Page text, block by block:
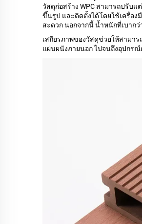
วัสดุก่อสร้าง WPC สามารถปรับแ
ขึ้นรูป และติดตั้งได้โดยใช้เครื่อง
สะดวก นอกจากนี้ น้ำหนักที่เบาก
เสถียรภาพของวัสดุช่วยให้สามา
แผ่นผนังภายนอก ไปจนถึงอุปกร